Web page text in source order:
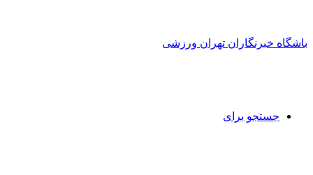
باشگاه خبرنگاران تهران ورزشی
جستجو برای